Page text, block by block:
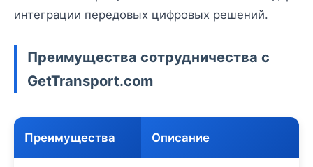
интеграции передовых цифровых решений.
Преимущества сотрудничества с
GetTransport.com
Преимущества Описание